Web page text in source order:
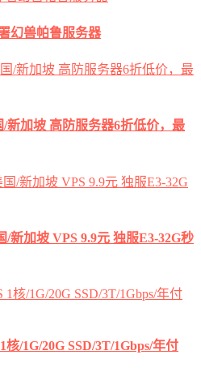
幻兽帕鲁服务器
新加坡 高防服务器6折低价，最
/新加坡 VPS 9.9元 独服E3-32G秒
/1G/20G SSD/3T/1Gbps/年付